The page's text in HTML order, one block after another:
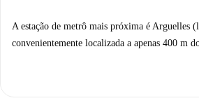
A estação de metrô mais próxima é Arguelles
convenientemente localizada a apenas 400 m